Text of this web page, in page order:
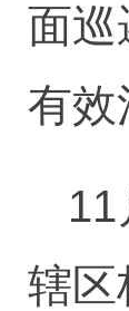
面巡
有效
辖区